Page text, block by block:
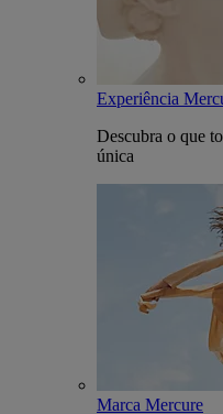
Experiência
Descubra o que
única
Marca Mercure